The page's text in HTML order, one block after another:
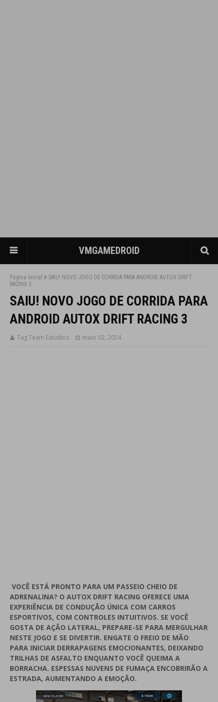
VMGAMEDROID
Página inicial
SAIU! NOVO JOGO DE CORRIDA PARA ANDROID AUTOX DRIFT
RACING 3
SAIU! NOVO JOGO DE CORRIDA PARA
ANDROID AUTOX DRIFT RACING 3
Tag Team Estudios maio 02, 2024
VOCÊ ESTÁ PRONTO PARA UM PASSEIO CHEIO DE
ADRENALINA? O AUTOX DRIFT RACING OFERECE UMA
EXPERIÊNCIA DE CONDUÇÃO ÚNICA COM CARROS
ESPORTIVOS, COM CONTROLES INTUITIVOS. SE VOCÊ
GOSTA DE AÇÃO LATERAL, PREPARE-SE PARA MERGULHAR
NESTE JOGO E SE DIVERTIR. ENGATE O FREIO DE MÃO
PARA INICIAR DERRAPAGENS EMOCIONANTES, DEIXANDO
TRILHAS DE ASFALTO ENQUANTO VOCÊ QUEIMA A
BORRACHA. ESPESSAS NUVENS DE FUMAÇA ENCOBRIRÃO A
ESTRADA, AUMENTANDO A EMOÇÃO.